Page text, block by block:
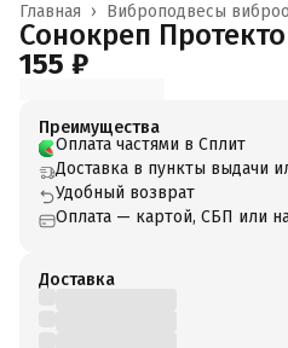
Виброподвесы
Главная ›
Сонокреп
155 ₽
Преимущества
Оплата частями в Сплит
Доставка в пункты выдачи
Удобный возврат
Оплата — картой, СБП или
Доставка